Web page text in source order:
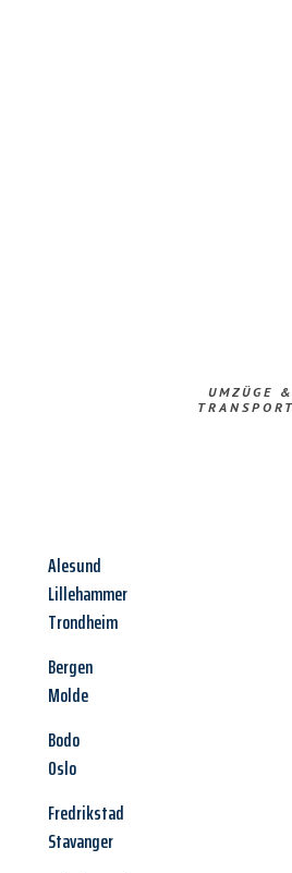
UMZÜGE &
Alesund
Lillehammer
Trondheim
Bergen
Molde
Bodo
Oslo
Fredrikstad
Stavanger